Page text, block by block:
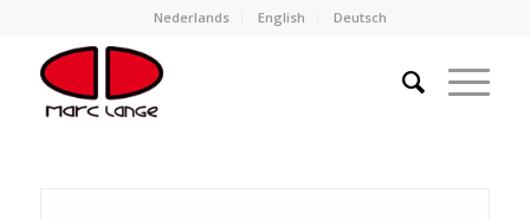
Nederlands English Deutsch